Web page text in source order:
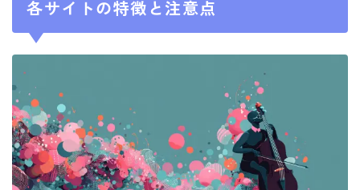
各サイトの特徴と注意点